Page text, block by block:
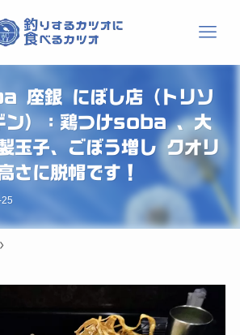
座銀 にぼし店（トリソ
ン）：鶏つけsoba 、大
玉子、ごぼう増し クオリ
さに脱帽です！